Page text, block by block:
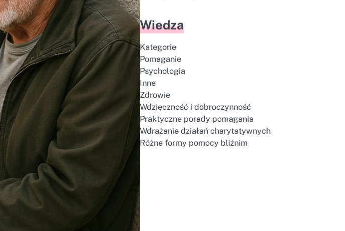
Wiedza
Kategorie
Pomaganie
Psychologia
Inne
Zdrowie
Wdzięczność i dobroczynność
Praktyczne porady pomagania
Wdrażanie działań charytatywnych
Różne formy pomocy bliźnim